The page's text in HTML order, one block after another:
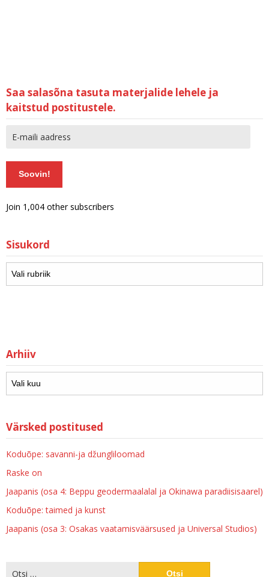
Saa salasõna tasuta materjalide lehele ja
kaitstud postitustele.
Soovin!
Join 1,004 other subscribers
Sisukord
Arhiiv
Värsked postitused
Koduõpe: savanni-ja džungliloomad
Raske on
Jaapanis (osa 4: Beppu geodermaalalal ja Okinawa paradiisisaarel)
Koduõpe: taimed ja kunst
Jaapanis (osa 3: Osakas vaatamisväärsused ja Universal Studios)